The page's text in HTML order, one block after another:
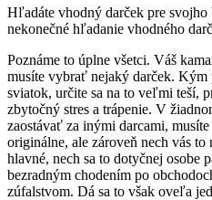
Hľadáte vhodný darček pre
nekonečné hľadanie vhodného
Poznáme to úplne všetci. Váš
musíte vybrať nejaký darček. Kým
sviatok, určite sa na to veľmi teší,
zbytočný stres a trápenie. V
zaostávať za inými darcami,
originálne, ale zároveň nech vás
hlavné, nech sa to dotyčnej osobe
bezradným chodením po
zúfalstvom. Dá sa to však oveľa